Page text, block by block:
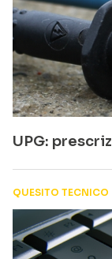
UPG:
QUESITO TECNICO